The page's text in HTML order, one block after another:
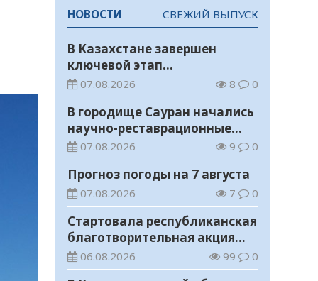
НОВОСТИ СВЕЖИЙ ВЫПУСК
В Казахстане завершен
ключевой этап
строительства
Транскаспийской волоконно-
оптической линии связи
07.08.2026 8 0
В городище Сауран начались
научно-реставрационные
работы
07.08.2026 9 0
Прогноз погоды на 7 августа
07.08.2026 7 0
Стартовала республиканская
благотворительная акция
«Дорога в школу»
06.08.2026 99 0